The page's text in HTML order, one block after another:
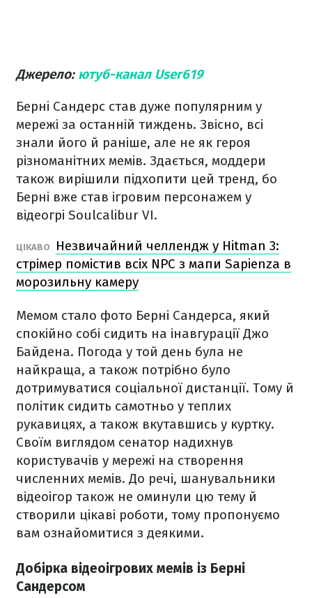
Джерело: ютуб-канал User619
Берні Сандерс став дуже популярним у
мережі за останній тиждень. Звісно, всі
знали його й раніше, але не як героя
різноманітних мемів. Здається, моддери
також вирішили підхопити цей тренд, бо
Берні вже став ігровим персонажем у
відеогрі Soulcalibur VI.
ЦІКАВО
Незвичайний челлендж у Hitman 3:
стрімер помістив всіх NPC з мапи Sapienza в
морозильну камеру
Мемом стало фото Берні Сандерса, який
спокійно собі сидить на інавгурації Джо
Байдена. Погода у той день була не
найкраща, а також потрібно було
дотримуватися соціальної дистанції. Тому й
політик сидить самотньо у теплих
рукавицях, а також вкутавшись у куртку.
Своїм виглядом сенатор надихнув
користувачів у мережі на створення
численних мемів. До речі, шанувальники
відеоігор також не оминули цю тему й
створили цікаві роботи, тому пропонуємо
вам ознайомитися з деякими.
Добірка відеоігрових мемів із Берні
Сандерсом